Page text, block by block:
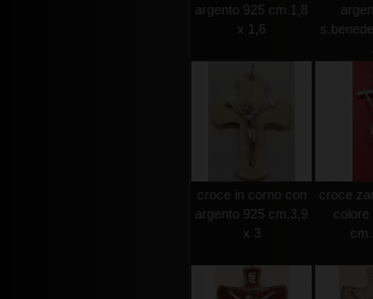
argento 925 cm.1,8
x 1,6
croce in corno con
argento 925 cm.3,9
x 3
croce
colore